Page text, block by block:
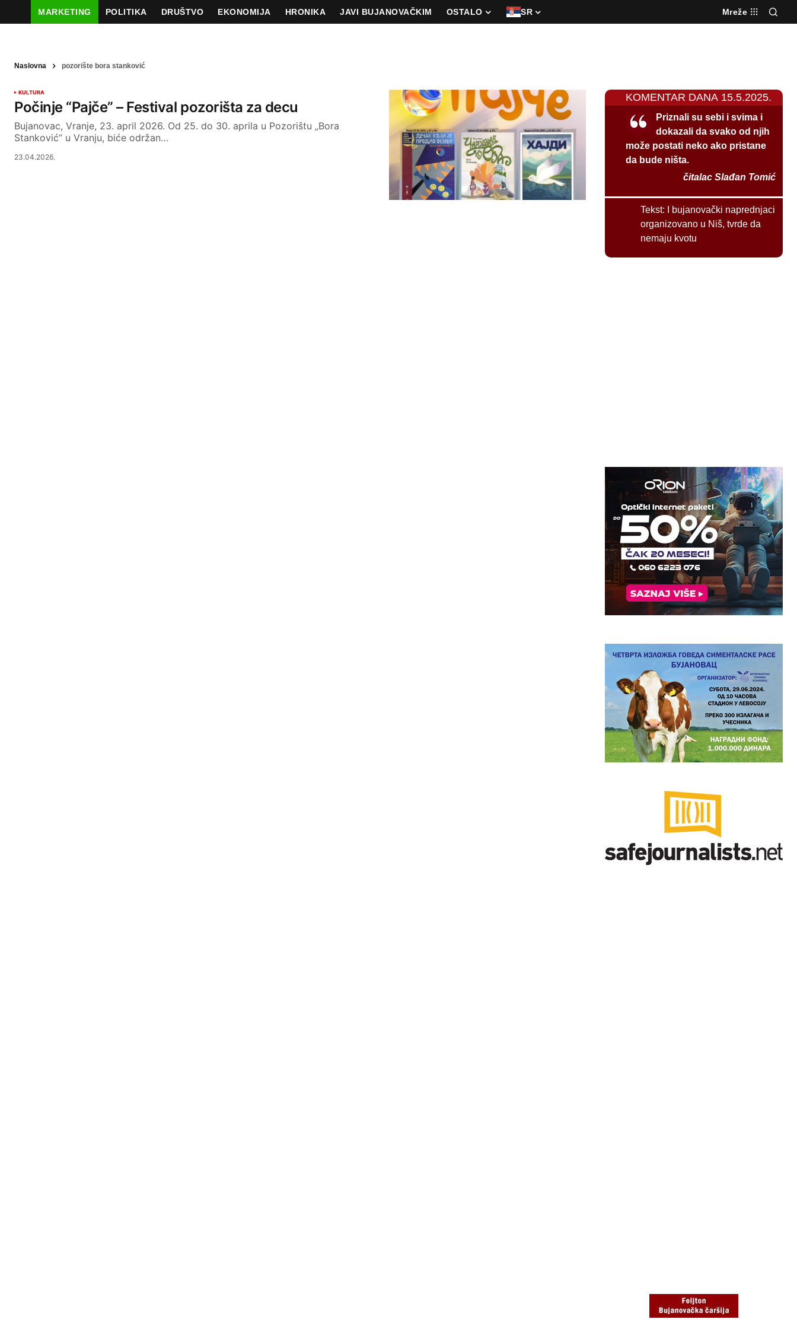
MARKETING POLITIKA DRUŠTVO EKONOMIJA HRONIKA JAVI BUJANOVAČKIM OSTALO SR Mreže
Naslovna pozorište bora stanković
KULTURA
Počinje “Pajče” – Festival pozorišta za decu
Bujanovac, Vranje, 23. april 2026. Od 25. do 30. aprila u Pozorištu „Bora
Stanković“ u Vranju, biće održan…
23.04.2026.
KOMENTAR DANA 15.5.2025.
Priznali su sebi i svima i
dokazali da svako od njih
može postati neko ako pristane
da bude ništa.
čitalac Slađan Tomić
Tekst:
I bujanovački naprednjaci
organizovano u Niš, tvrde da
nemaju kvotu